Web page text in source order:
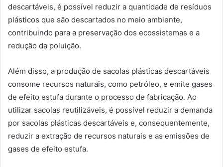
descartáveis, é possível reduzir a quantidade de resíduos
plásticos que são descartados no meio ambiente,
contribuindo para a preservação dos ecossistemas e a
redução da poluição.
Além disso, a produção de sacolas plásticas descartáveis
consome recursos naturais, como petróleo, e emite gases
de efeito estufa durante o processo de fabricação. Ao
utilizar sacolas reutilizáveis, é possível reduzir a demanda
por sacolas plásticas descartáveis e, consequentemente,
reduzir a extração de recursos naturais e as emissões de
gases de efeito estufa.